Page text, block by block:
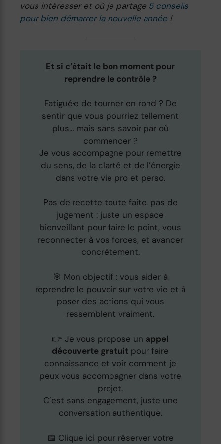
vous intéresser et où je partage 5 conseils
pour bien démarrer la nouvelle année !
Et si c’était le bon moment pour
reprendre le contrôle ?
Fatigué·e de tourner en rond ? De
sentir que vous pourriez tellement
plus… mais sans savoir par où
commencer ?
Je vous accompagne pour remettre
du sens, de la clarté et de l’énergie
dans votre vie pro et perso.
Pas de recette toute faite, pas de
jugement : juste un espace
bienveillant pour faire le point, vous
reconnecter à vos forces, et avancer
concrètement.
🎯 Mon objectif : vous aider à
reprendre le pouvoir sur votre vie et à
poser des actions qui vous
ressemblent vraiment.
👉 Je vous propose un appel
découverte gratuit pour faire
connaissance et voir comment je
peux vous accompagner dans votre
projet.
C’est sans engagement, juste une
conversation authentique.
📅 Clique ici pour réserver votre